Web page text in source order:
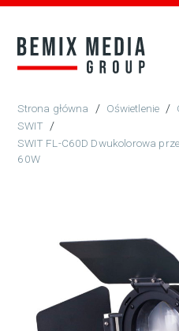
/ Oświetlenie /
SWIT /
SWIT FL-C60D Dwukolorowa
60W